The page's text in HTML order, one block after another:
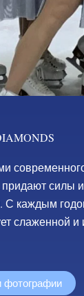
С каждым
слаженной и
фотографии